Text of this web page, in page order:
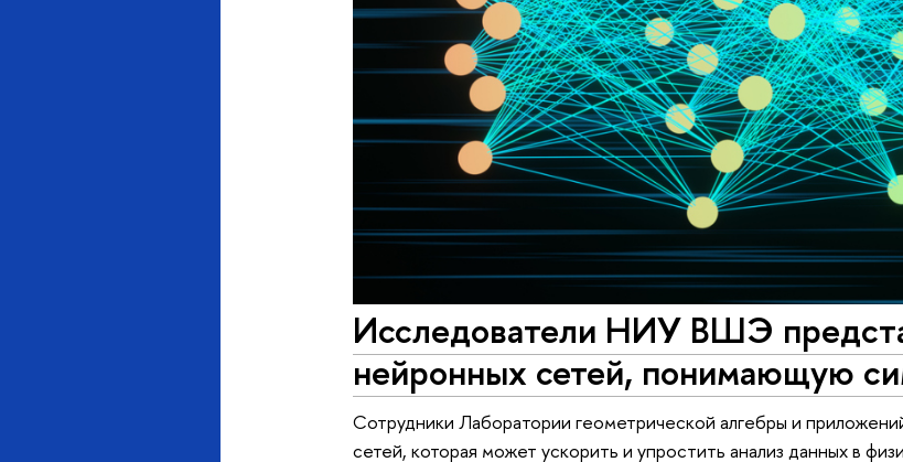
Исследователи НИУ ВШЭ
нейронных сетей, понимающую
Сотрудники Лаборатории геометрической алгебры и
сетей, которая может ускорить и упростить анализ данных в